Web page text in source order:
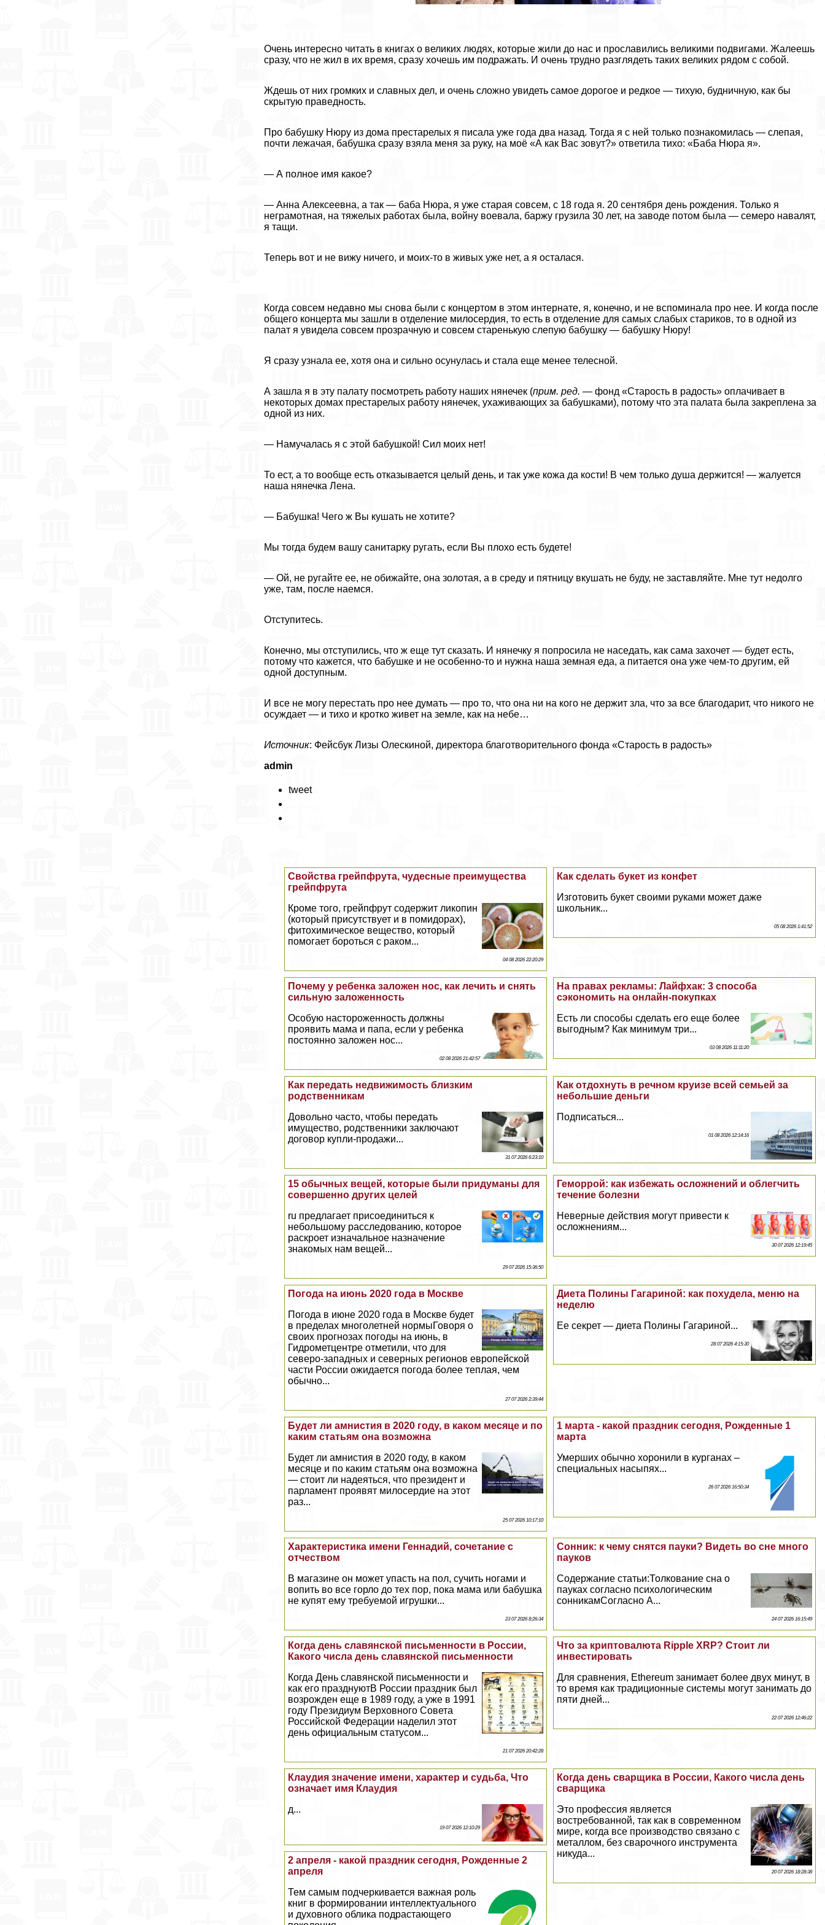
Очень интересно читать в книгах о великих людях, которые жили до нас и прославились великими подвигами. Жалеешь
сразу, что не жил в их время, сразу хочешь им подражать. И очень трудно разглядеть таких великих рядом с собой.
Ждешь от них громких и славных дел, и очень сложно увидеть самое дорогое и редкое — тихую, будничную, как бы
скрытую праведность.
Про бабушку Нюру из дома престарелых я писала уже года два назад. Тогда я с ней только познакомилась — слепая,
почти лежачая, бабушка сразу взяла меня за руку, на моё «А как Вас зовут?» ответила тихо: «Баба Нюра я».
— А полное имя какое?
— Анна Алексеевна, а так — баба Нюра, я уже старая совсем, с 18 года я. 20 сентября день рождения. Только я
неграмотная, на тяжелых работах была, войну воевала, баржу грузила 30 лет, на заводе потом была — семеро навалят,
я тащи.
Теперь вот и не вижу ничего, и моих-то в живых уже нет, а я осталася.
Когда совсем недавно мы снова были с концертом в этом интернате, я, конечно, и не вспоминала про нее. И когда после
общего концерта мы зашли в отделение милосердия, то есть в отделение для самых слабых стариков, то в одной из
палат я увидела совсем прозрачную и совсем старенькую слепую бабушку — бабушку Нюру!
Я сразу узнала ее, хотя она и сильно осунулась и стала еще менее телесной.
А зашла я в эту палату посмотреть работу наших нянечек (прим. ред. — фонд «Старость в радость» оплачивает в
некоторых домах престарелых работу нянечек, ухаживающих за бабушками), потому что эта палата была закреплена за
одной из них.
— Намучалась я с этой бабушкой! Сил моих нет!
То ест, а то вообще есть отказывается целый день, и так уже кожа да кости! В чем только душа держится! — жалуется
наша нянечка Лена.
— Бабушка! Чего ж Вы кушать не хотите?
Мы тогда будем вашу санитарку ругать, если Вы плохо есть будете!
— Ой, не ругайте ее, не обижайте, она золотая, а в среду и пятницу вкушать не буду, не заставляйте. Мне тут недолго
уже, там, после наемся.
Отступитесь.
Конечно, мы отступились, что ж еще тут сказать. И нянечку я попросила не наседать, как сама захочет — будет есть,
потому что кажется, что бабушке и не особенно-то и нужна наша земная еда, а питается она уже чем-то другим, ей
одной доступным.
И все не могу перестать про нее думать — про то, что она ни на кого не держит зла, что за все благодарит, что никого не
осуждает — и тихо и кротко живет на земле, как на небе…
Источник: Фейсбук Лизы Олескиной, директора благотворительного фонда «Старость в радость»
admin
tweet
Как сделать букет из конфет
Изготовить букет своими руками может даже
школьник...
05 08 2026 1:41:52
Свойства грейпфрута, чудесные преимущества
грейпфрута
Кроме того, грейпфрут содержит ликопин
(который присутствует и в помидорах),
фитохимическое вещество, который
помогает бороться с paком...
04 08 2026 22:20:29
На правах рекламы: Лайфхак: 3 способа
сэкономить на онлайн-покупках
Есть ли способы сделать его еще более
выгодным? Как минимум три...
03 08 2026 11:11:20
Почему у ребенка заложен нос, как лечить и снять
сильную заложенность
Особую настороженность должны
проявить мама и папа, если у ребенка
постоянно заложен нос...
02 08 2026 21:42:57
Как отдохнуть в речном круизе всей семьей за
небольшие деньги
Подписаться...
01 08 2026 12:14:16
Как передать недвижимость близким
родственникам
Довольно часто, чтобы передать
имущество, родственники заключают
договор купли-продажи...
31 07 2026 6:23:10
Геморрой: как избежать осложнений и облегчить
течение болезни
Неверные действия могут привести к
осложнениям...
30 07 2026 12:19:45
15 обычных вещей, которые были придуманы для
совершенно других целей
ru предлагает присоединиться к
небольшому расследованию, которое
раскроет изначальное назначение
знакомых нам вещей...
29 07 2026 15:36:50
Диета Полины Гагариной: как похудела, меню на
неделю
Ее секрет — диета Полины Гагариной...
28 07 2026 4:15:30
Погода на июнь 2020 года в Москве
Погода в июне 2020 года в Москве будет
в пределах многолетней нормыГоворя о
своих прогнозах погоды на июнь, в
Гидрометцентре отметили, что для
северо-западных и северных регионов европейской
части России ожидается погода более теплая, чем
обычно...
27 07 2026 2:39:44
1 марта - какой праздник сегодня, Рожденные 1
марта
Умерших обычно хоронили в курганах –
специальных насыпях...
26 07 2026 16:50:34
Будет ли амнистия в 2020 году, в каком месяце и по
каким статьям она возможна
Будет ли амнистия в 2020 году, в каком
месяце и по каким статьям она возможна
— стоит ли надеяться, что президент и
парламент проявят милосердие на этот
раз...
25 07 2026 10:17:10
Сонник: к чему снятся пауки? Видеть во сне много
пауков
Содержание статьи:Толкование сна о
пауках согласно психологическим
сонникамСогласно А...
24 07 2026 16:15:49
Хаpaктеристика имени Геннадий, сочетание с
отчеством
В магазине он может упасть на пол, сучить ногами и
вопить во все горло до тех пор, пока мама или бабушка
не купят ему требуемой игрушки...
23 07 2026 8:26:34
Что за криптовалюта Ripple XRP? Стоит ли
инвестировать
Для сравнения, Ethereum занимает более двух минут, в
то время как традиционные системы могут занимать до
пяти дней...
22 07 2026 12:46:22
Когда день славянской письменности в России,
Какого числа день славянской письменности
Когда День славянской письменности и
как его празднуютВ России праздник был
возрожден еще в 1989 году, а уже в 1991
году Президиум Верховного Совета
Российской Федерации наделил этот
день официальным статусом...
21 07 2026 20:42:28
Когда день сварщика в России, Какого числа день
сварщика
Это профессия является
востребованной, так как в современном
мире, когда все производство связано с
металлом, без сварочного инструмента
никуда...
20 07 2026 18:28:38
Клаудия значение имени, хаpaктер и судьба, Что
означает имя Клаудия
д...
19 07 2026 12:10:29
2 апреля - какой праздник сегодня, Рожденные 2
апреля
Тем самым подчеркивается важная роль
книг в формировании интеллектуального
и духовного облика подрастающего